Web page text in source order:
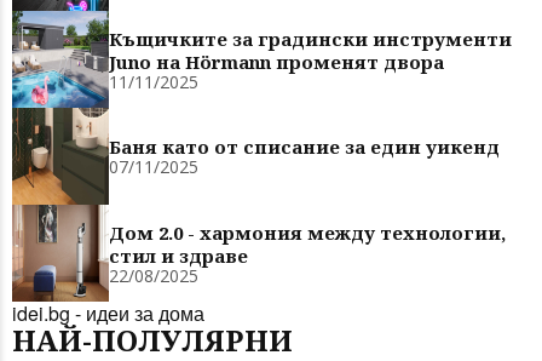
Къщичките за градински инструменти
Juno на Hörmann променят двора
11/11/2025
Баня като от списание за един уикенд
07/11/2025
Дом 2.0 - хармония между технологии,
стил и здраве
22/08/2025
idei.bg - идеи за дома
НАЙ-ПОЛУЛЯРНИ